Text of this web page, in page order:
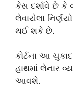
કેસ દર્શાવે છે
લેવાયેલા
થઈ શકે છે.
કોર્ટના આ
હાથમાં લેનાર
આવશે.